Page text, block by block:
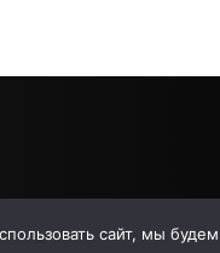
сайт, мы будем